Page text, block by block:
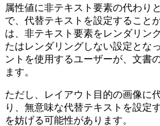
属性値に非テキスト要素の代わり
で、代替テキストを設定すること
は、非テキスト要素をレンダリン
たはレンダリングしない設定とな
ントを使用するユーザーが、文書
ます。
ただし、レイアウト目的の画像に
り、無意味な代替テキストを設定
を妨げる可能性があります。